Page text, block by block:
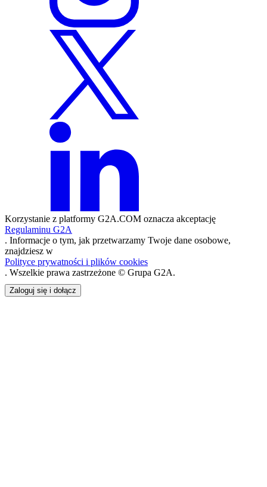
Korzystanie z platformy G2A.COM oznacza akceptację
Regulaminu G2A
. Informacje o tym, jak przetwarzamy Twoje dane osobowe,
znajdziesz w
Polityce prywatności i plików cookies
. Wszelkie prawa zastrzeżone © Grupa G2A.
Zaloguj się i dołącz